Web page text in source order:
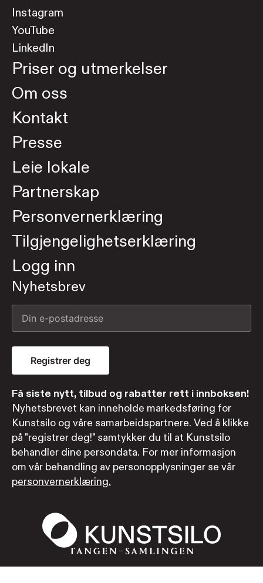
Instagram
YouTube
LinkedIn
Priser og utmerkelser
Om oss
Kontakt
Presse
Leie lokale
Partnerskap
Personvernerklæring
Tilgjengelighetserklæring
Logg inn
Nyhetsbrev
Registrer deg
Få siste nytt, tilbud og rabatter rett i innboksen!
Nyhetsbrevet kan inneholde markedsføring for
Kunstsilo og våre samarbeidspartnere. Ved å klikke
på "registrer deg!" samtykker du til at Kunstsilo
behandler dine persondata. For mer informasjon
om vår behandling av personopplysninger se vår
personvernerklæring.